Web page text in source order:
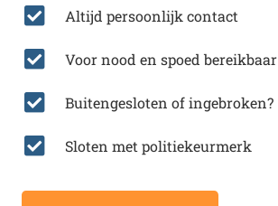
Altijd persoonlijk contact
Voor nood en spoed bereikbaar
Buitengesloten of ingebroken?
Sloten met politiekeurmerk